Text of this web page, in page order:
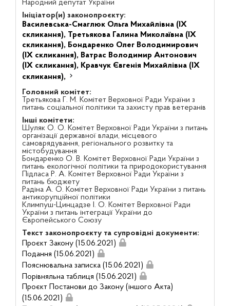
Народний депутат України
Ініціатор(и) законопроєкту:
Василевська-Смаглюк Ольга Михайлівна (IX
скликання), Третьякова Галина Миколаївна (IX
скликання), Бондаренко Олег Володимирович
(IX скликання), Ватрас Володимир Антонович
(IX скликання), Кравчук Євгенія Михайлівна (IX
скликання),
Головний комітет:
Третьякова Г. М. Комітет Верховної Ради України з
питань соціальної політики та захисту прав ветеранів
Інші комітети:
Шуляк О. О. Комітет Верховної Ради України з питань
організації державної влади, місцевого
самоврядування, регіонального розвитку та
містобудування
Бондаренко О. В. Комітет Верховної Ради України з
питань екологічної політики та природокористування
Підласа Р. А. Комітет Верховної Ради України з
питань бюджету
Радіна А. О. Комітет Верховної Ради України з питань
антикорупційної політики
Климпуш-Цинцадзе І. О. Комітет Верховної Ради
України з питань інтеграції України до
Європейського Союзу
Текст законопроєкту та супровідні документи:
Проєкт Закону (15.06.2021)
Подання (15.06.2021)
Пояснювальна записка (15.06.2021)
Порівняльна таблиця (15.06.2021)
Проєкт Постанови до Закону (іншого Акта)
(15.06.2021)